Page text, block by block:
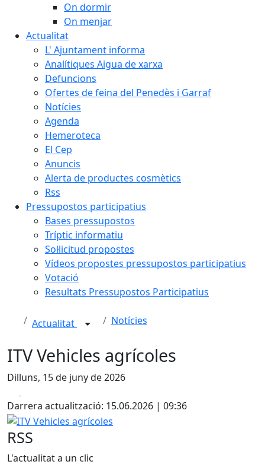
On dormir
On menjar
Actualitat
L' Ajuntament informa
Analítiques Aigua de xarxa
Defuncions
Ofertes de feina del Penedès i Garraf
Notícies
Agenda
Hemeroteca
El Cep
Anuncis
Alerta de productes cosmètics
Rss
Pressupostos participatius
Bases pressupostos
Tríptic informatiu
Sol·licitud propostes
Vídeos propostes pressupostos participatius
Votació
Resultats Pressupostos Participatius
Actualitat Notícies
ITV Vehicles agrícoles
Dilluns, 15 de juny de 2026
Darrera actualització: 15.06.2026 | 09:36
ITV Vehicles agrícoles
RSS
L'actualitat a un clic